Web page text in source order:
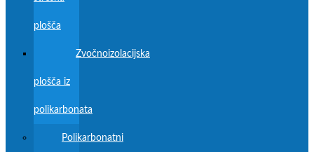
plošča
Zvočnoizolacijska
plošča iz
polikarbonata
Polikarbonatni